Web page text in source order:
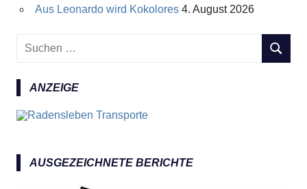
Aus Leonardo wird Kokolores 4. August 2026
c
h
e
S
ANZEIGE
AUSGEZEICHNETE BERICHTE